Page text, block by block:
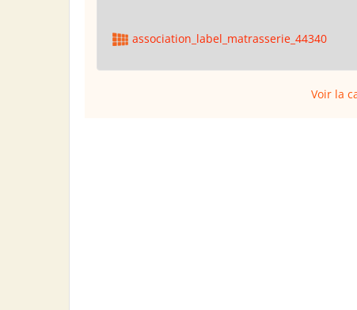
association_label_matrasserie_44340
Voir la